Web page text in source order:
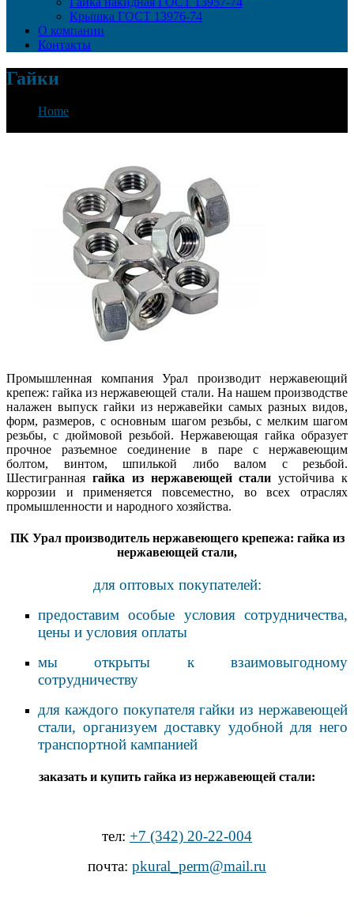
Крышка ГОСТ 13976-74
О компании
Контакты
Гайки
Home
Промышленная компания Урал производит нержавеющий
крепеж: гайка из нержавеющей стали. На нашем производстве
налажен выпуск гайки из нержавейки самых разных видов,
форм, размеров, с основным шагом резьбы, с мелким шагом
резьбы, с дюймовой резьбой. Нержавеющая гайка образует
прочное разъемное соединение в паре с нержавеющим
болтом, винтом, шпилькой либо валом с резьбой.
Шестигранная гайка из нержавеющей стали устойчива к
коррозии и применяется повсеместно, во всех отраслях
промышленности и народного хозяйства.
ПК Урал производитель нержавеющего крепежа: гайка из
нержавеющей стали,
для оптовых покупателей:
предоставим особые условия сотрудничества,
цены и условия оплаты
мы открыты к взаимовыгодному
сотрудничеству
для каждого покупателя гайки из нержавеющей
стали, организуем доставку удобной для него
транспортной кампанией
заказать и купить гайка из нержавеющей стали:
тел: +7 (342) 20-22-004
почта: pkural_perm@mail.ru